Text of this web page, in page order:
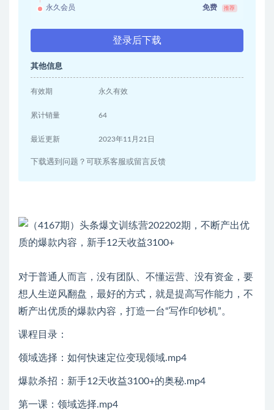
永久会员 免费 推荐
登录后下载
其他信息
有效期 永久有效
累计销量 64
最近更新 2023年11月21日
下载遇到问题？可联系客服或留言反馈
对于普通人而言，没有团队、不懂运营、没有资金，要
想人生逆风翻盘，最好的方式，就是提高写作能力，不
断产出优质的爆款内容，打造一台“写作印钞机”。
课程目录：
领域选择：如何快速定位变现领域.mp4
爆款杀招：新手12天收益3100+的奥秘.mp4
第一课：领域选择.mp4